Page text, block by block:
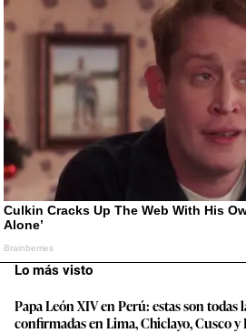
Lo más visto
Papa León XIV en Perú: estas son todas
confirmadas en Lima, Chiclayo, Cusco y